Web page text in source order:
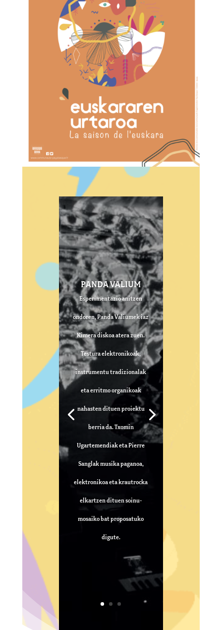
PANDA VALIUM
Esperimentazio anitzen
ondoren, Panda Valiumek iaz
Kimera diskoa atera zuen.
Testura elektronikoak,
instrumentu tradizionalak
eta erritmo organikoak
nahasten dituen proiektu
berria da. Txomin
Ugartemendiak eta Pierre
Sanglak musika paganoa,
elektronikoa eta krautrocka
elkartzen dituen soinu-
mosaiko bat proposatuko
digute.